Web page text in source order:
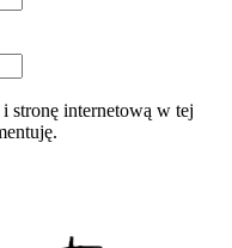
stronę internetową w tej